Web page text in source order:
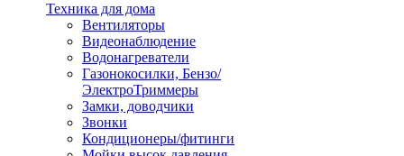
Техника для дома
Вентиляторы
Видеонаблюдение
Водонагреватели
Газонокосилки, Бензо/
ЭлектроТриммеры
Замки, доводчики
Звонки
Кондиционеры/фитинги